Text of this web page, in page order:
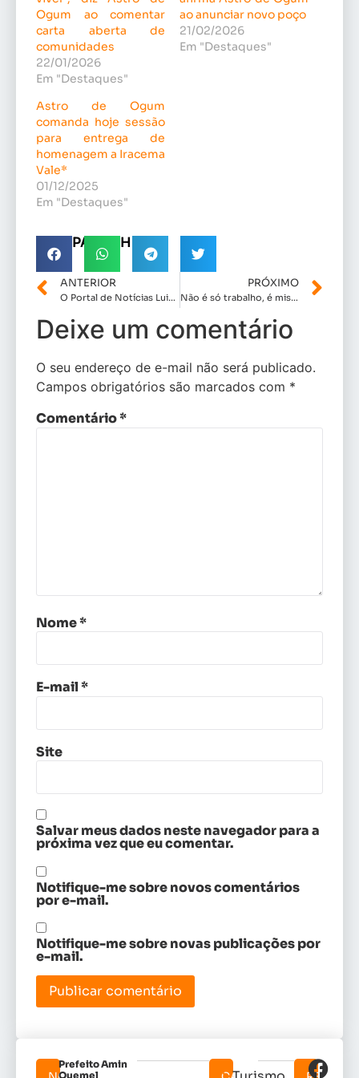
Ogum ao comentar
carta aberta de
comunidades
22/01/2026
Em "Destaques"
ao anunciar novo poço
21/02/2026
Em "Destaques"
Astro de Ogum
comanda hoje sessão
para entrega de
homenagem a Iracema
Vale*
01/12/2025
Em "Destaques"
COMPARTILHE!
ANTERIOR
O Portal de Notícias Luiz Guterres parabeniza o Prefeito de Lajeado Novo ( Itaires Tratorzão) pelo seu aniversário.
PRÓXIMO
Não é só trabalho, é missão: a dedicação que move Detinha, deputada federal mais bem votada do Maranhão
Deixe um comentário
O seu endereço de e-mail não será publicado.
Campos obrigatórios são marcados com *
Comentário*
Nome*
E-mail*
Site
Salvar meus dados neste navegador para a
próxima vez que eu comentar.
Notifique-me sobre novos comentários
por e-mail.
Notifique-me sobre novas publicações por
e-mail.
Prefeito Amin
Quemel